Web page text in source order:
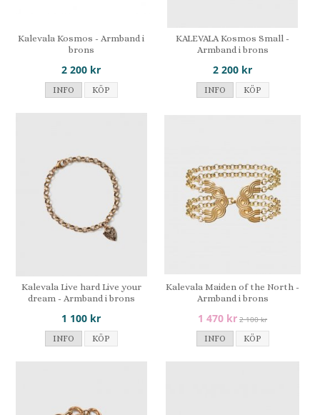
Kalevala Kosmos - Armband i
brons
2 200 kr
INFO KÖP
KALEVALA Kosmos Small -
Armband i brons
2 200 kr
INFO KÖP
Kalevala Live hard Live your
dream - Armband i brons
1 100 kr
INFO KÖP
Kalevala Maiden of the North -
Armband i brons
1 470 kr 2 100 kr
INFO
KÖP